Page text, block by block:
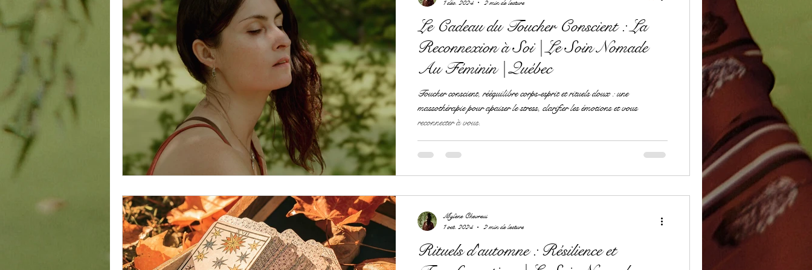
Le Cadeau du Toucher Conscient : La
Reconnexion à Soi | Le Soin Nomade
Au Féminin | Québec
Toucher conscient, rééquilibre corps-esprit et rituels doux : une
massothérapie pour apaiser le stress, clarifier les émotions et vous
reconnecter à vous.
1 déc. 2024
2 min de lecture
Rituels d'automne : Résilience et
Mylène Chevreul
1 oct. 2024
2 min de lecture